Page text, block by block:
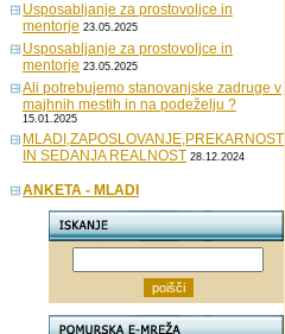
Usposabljanje za prostovoljce in
mentorje 23.05.2025
Usposabljanje za prostovoljce in
mentorje 23.05.2025
Ali potrebujemo stanovanjske zadruge v
majhnih mestih in na podeželju ?
15.01.2025
MLADI,ZAPOSLOVANJE,PREKARNOST
IN SEDANJA REALNOST 28.12.2024
ANKETA - MLADI